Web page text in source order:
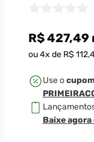
R$ 427,49
ou4x de R$ 112,
Use ocupom
Baixe agora